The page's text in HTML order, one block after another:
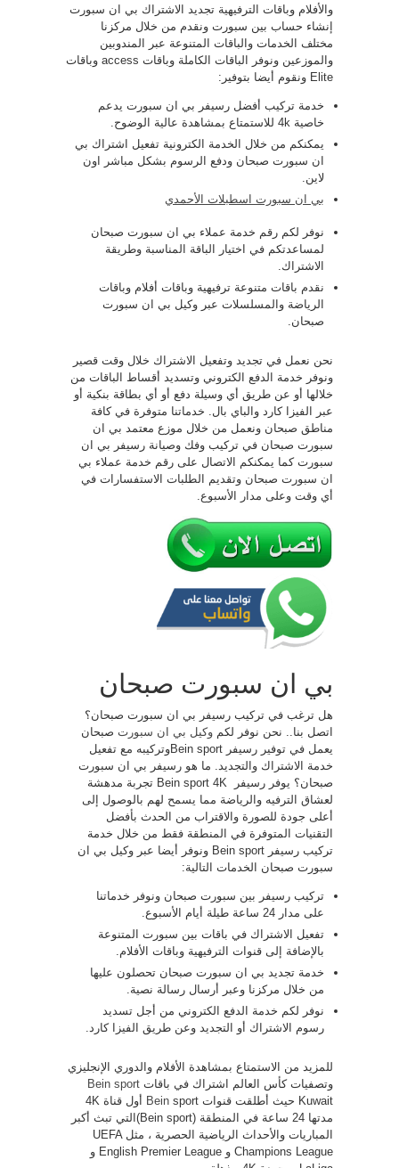
والأفلام وباقات الترفيهية تجديد الاشتراك بي ان سبورت
إنشاء حساب بين سبورت ونقدم من خلال مركزنا
مختلف الخدمات والباقات المتنوعة عبر المندوبين
والموزعين ونوفر الباقات الكاملة وباقات access وباقات
Elite ونقوم أيضا بتوفير:
خدمة تركيب أفضل رسيفر بي ان سبورت يدعم
خاصية 4k للاستمتاع بمشاهدة عالية الوضوح.
يمكنكم من خلال الخدمة الكترونية تفعيل اشتراك بي
ان سبورت صبحان ودفع الرسوم بشكل مباشر اون
لاين.
بي ان سبورت اسطبلات الأحمدي
نوفر لكم رقم خدمة عملاء بي ان سبورت صبحان
لمساعدتكم في اختيار الباقة المناسبة وطريقة
الاشتراك.
نقدم باقات متنوعة ترفيهية وباقات أفلام وباقات
الرياضة والمسلسلات عبر وكيل بي ان سبورت
صبحان.
نحن نعمل في تجديد وتفعيل الاشتراك خلال وقت قصير
ونوفر خدمة الدفع الكتروني وتسديد أقساط الباقات من
خلالها أو عن طريق أي وسيلة دفع أو أي بطاقة بنكية أو
عبر الفيزا كارد والباي بال. خدماتنا متوفرة في كافة
مناطق صبحان ونعمل من خلال موزع معتمد بي ان
سبورت صبحان في تركيب وفك وصيانة رسيفر بي ان
سبورت كما يمكنكم الاتصال على رقم خدمة عملاء بي
ان سبورت صبحان وتقديم الطلبات الاستفسارات في
أي وقت وعلى مدار الأسبوع.
بي ان سبورت صبحان
هل ترغب في تركيب رسيفر بي ان سبورت صبحان؟
اتصل بنا.. نحن نوفر لكم وكيل بي ان سبورت صبحان
يعمل في توفير رسيفر Bein sportوتركيبه مع تفعيل
خدمة الاشتراك والتجديد. ما هو رسيفر بي ان سبورت
صبحان؟ يوفر رسيفر ​​ Bein sport 4K تجربة مدهشة
لعشاق الترفيه والرياضة مما يسمح لهم بالوصول إلى
أعلى جودة للصورة والاقتراب من الحدث بأفضل
التقنيات المتوفرة في المنطقة فقط من خلال خدمة
تركيب رسيفر Bein sport ونوفر أيضا عبر وكيل بي ان
سبورت صبحان الخدمات التالية:
تركيب رسيفر بين سبورت صبحان ونوفر خدماتنا
على مدار 24 ساعة طيلة أيام الأسبوع.
تفعيل الاشتراك في باقات بين سبورت المتنوعة
بالإضافة إلى قنوات الترفيهية وباقات الأفلام.
خدمة تجديد بي ان سبورت صبحان تحصلون عليها
من خلال مركزنا وعبر أرسال رسالة نصية.
نوفر لكم خدمة الدفع الكتروني من أجل تسديد
رسوم الاشتراك أو التجديد وعن طريق الفيزا كارد.
للمزيد من الاستمتاع بمشاهدة الأفلام والدوري الإنجليزي
وتصفيات كأس العالم اشتراك في باقات Bein sport
Kuwait حيث أطلقت قنوات
Bein
sport أول قناة 4K
مدتها 24 ساعة في المنطقة (Bein sport)التي تبث أكبر
المباريات والأحداث الرياضية الحصرية ، مثل UEFA
Champions League و English Premier League و